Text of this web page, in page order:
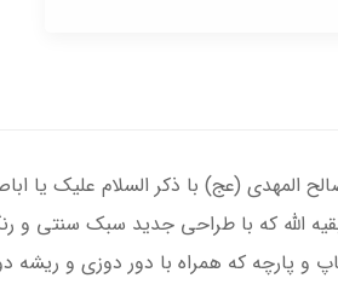
المهدی (عج) با ذکر السلام علیک یا
الله که با طراحی جدید سبک سنتی و
و پارچه که همراه با دور دوزی و